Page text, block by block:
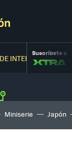
INTERNETSuscríbete a
Miniserie Japón